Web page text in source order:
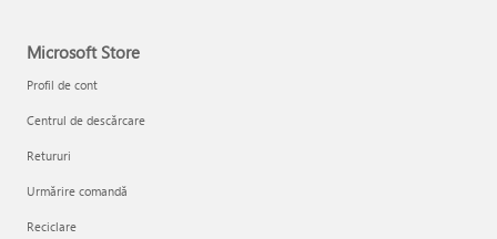
Microsoft Store
Profil de cont
Centrul de descărcare
Retururi
Urmărire comandă
Reciclare